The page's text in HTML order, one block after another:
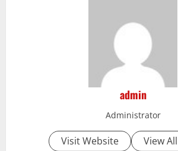
admin
Administrator
Visit Website View